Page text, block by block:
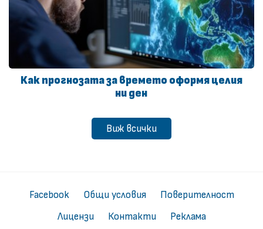
Как прогнозата за времето оформя целия
ни ден
Виж всички
Facebook Общи условия Поверителност
Лицензи Контакти Реклама